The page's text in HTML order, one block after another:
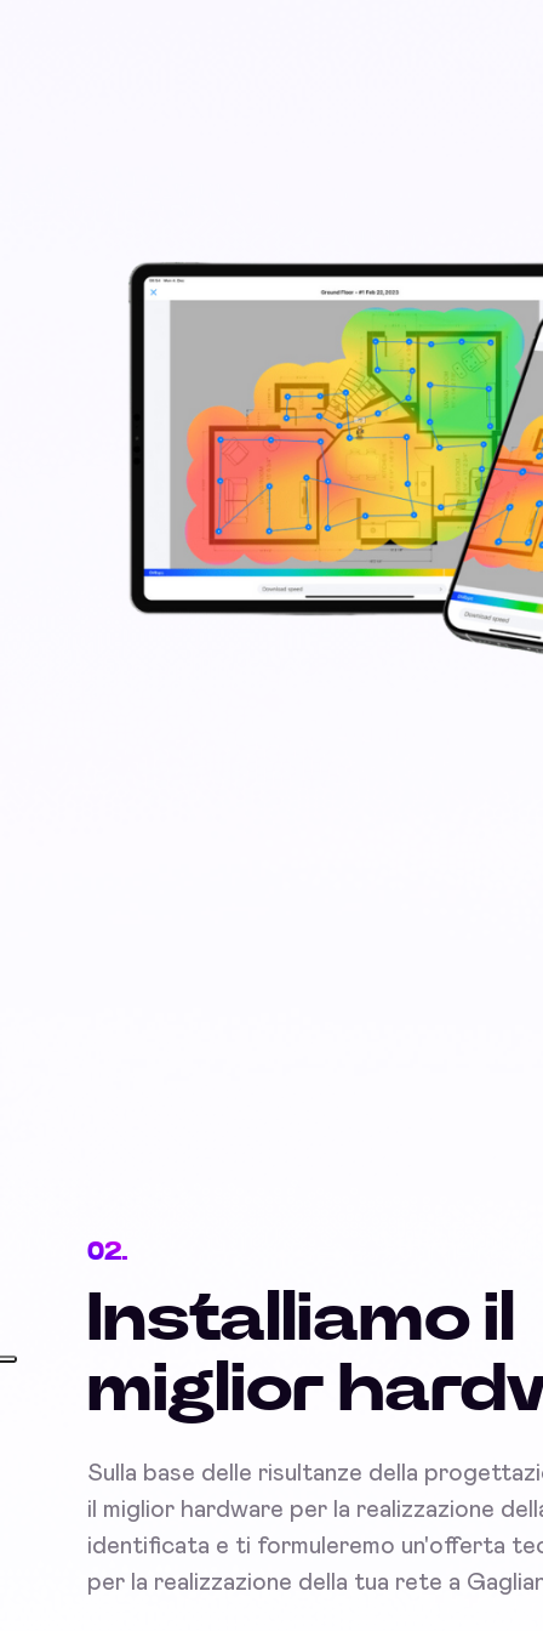
02.
Installiamo il
miglior
Sulla base delle risultanze della
il miglior hardware per la realizzazione
identificata e ti formuleremo un'offerta
per la realizzazione della tua rete a